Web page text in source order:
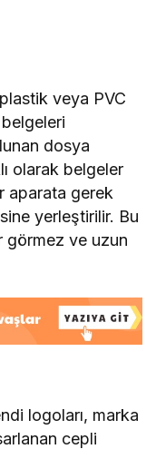
veya PVC
dosya
olarak belgeler
aparata gerek
yerleştirilir. Bu
görmez ve uzun
logoları, marka
cepli